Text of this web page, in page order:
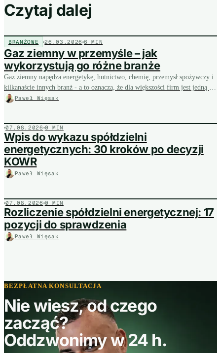
Czytaj dalej
BRANŻOWE 26.03.2026 6 MIN
Gaz ziemny w przemyśle – jak
wykorzystują go różne branże
Gaz ziemny napędza energetykę, hutnictwo, chemię, przemysł spożywczy i
kilkanaście innych branż - a to oznacza, że dla większości firm jest jedną z
największych pozycji w rachunku kosztów. Pokazujemy, gdzie gaz pracuje
Paweł Więsak
07.08.2026 0 MIN
Wpis do wykazu spółdzielni
energetycznych: 30 kroków po decyzji
KOWR
Paweł Więsak
07.08.2026 0 MIN
Rozliczenie spółdzielni energetycznej: 17
pozycji do sprawdzenia
Paweł Więsak
BEZPŁATNA KONSULTACJA
Nie wiesz, od czego
zacząć?
Oddzwonimy w 24 h.